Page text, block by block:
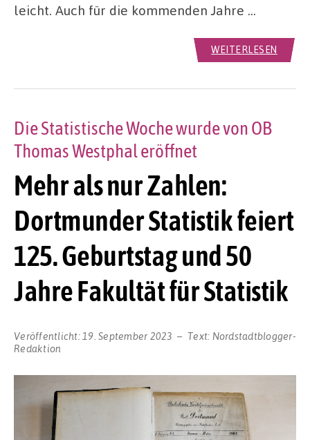
leicht. Auch für die kommenden Jahre …
WEITERLESEN
Mehr als nur Zahlen:
Dortmunder Statistik feiert
125. Geburtstag und 50
Jahre Fakultät für Statistik
Die Statistische Woche wurde von OB
Thomas Westphal eröffnet
Veröffentlicht: 19. September 2023 Text: Nordstadtblogger-
Redaktion